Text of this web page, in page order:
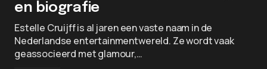
en biografie
Estelle Cruijff is al jaren een vaste naam in de
Nederlandse entertainmentwereld. Ze wordt vaak
geassocieerd met glamour,…